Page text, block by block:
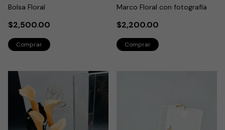
Bolsa Floral
$2,500.00
Marco Floral con fotografía
$2,200.00